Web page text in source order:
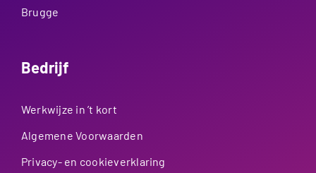
Brugge
Bedrijf
Werkwijze in ’t kort
Algemene Voorwaarden
Privacy- en cookieverklaring